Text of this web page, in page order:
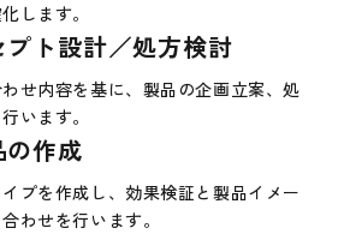
します。
プト設計／処方検討
せ内容を基に、製品の企画立案、処
います。
の作成
プを作成し、効果検証と製品イメー
わせを行います。